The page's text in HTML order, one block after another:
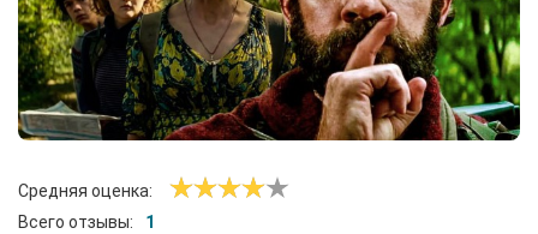
Средняя оценка:
Всего отзывы:
1